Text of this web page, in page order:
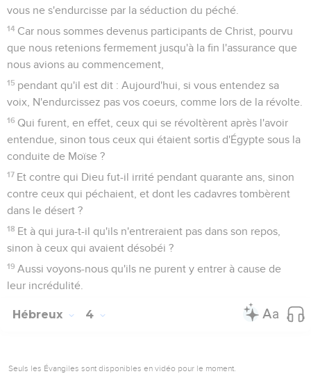
vous ne s'endurcisse par la séduction du péché.
14 Car nous sommes devenus participants de Christ, pourvu
que nous retenions fermement jusqu'à la fin l'assurance que
nous avions au commencement,
15 pendant qu'il est dit : Aujourd'hui, si vous entendez sa
voix, N'endurcissez pas vos coeurs, comme lors de la révolte.
16 Qui furent, en effet, ceux qui se révoltèrent après l'avoir
entendue, sinon tous ceux qui étaient sortis d'Égypte sous la
conduite de Moïse ?
17 Et contre qui Dieu fut-il irrité pendant quarante ans, sinon
contre ceux qui péchaient, et dont les cadavres tombèrent
dans le désert ?
18 Et à qui jura-t-il qu'ils n'entreraient pas dans son repos,
sinon à ceux qui avaient désobéi ?
19 Aussi voyons-nous qu'ils ne purent y entrer à cause de
leur incrédulité.
Hébreux 4
Seuls les Évangiles sont disponibles en vidéo pour le moment.